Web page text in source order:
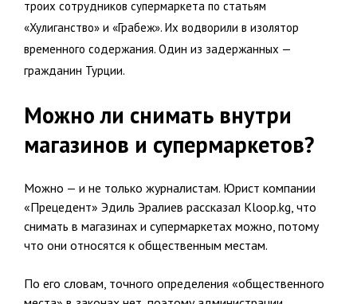
троих сотрудников супермаркета по статьям
«Хулиганство» и «Грабеж». Их водворили в изолятор
временного содержания. Один из задержанных —
гражданин Турции.
Можно ли снимать внутри
магазинов и супермаркетов?
Можно — и не только журналистам. Юрист компании
«Прецедент» Эдиль Эралиев рассказал Kloop.kg, что
снимать в магазинах и супермаркетах можно, потому
что они относятся к общественным местам.
По его словам, точного определения «общественного